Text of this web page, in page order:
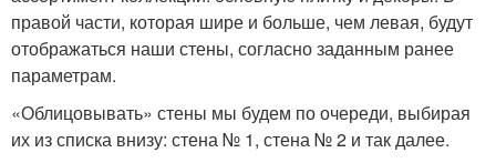
правой части, которая шире и больше, чем левая, будут
отображаться наши стены, согласно заданным ранее
параметрам.
«Облицовывать» стены мы будем по очереди, выбирая
их из списка внизу: стена № 1, стена № 2 и так далее.